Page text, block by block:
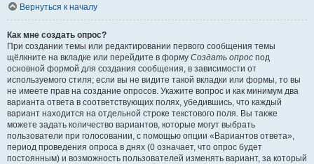
Вернуться к началу
Как мне создать опрос?
При создании темы или редактировании первого сообщения темы
щёлкните на вкладке или перейдите в форму Создать опрос под
основной формой для создания сообщения, в зависимости от
используемого стиля; если вы не видите такой вкладки или формы, то вы
не имеете прав на создание опросов. Укажите вопрос и как минимум два
варианта ответа в соответствующих полях, убедившись, что каждый
вариант находится на отдельной строке текстового поля. Вы также
можете задать количество вариантов, которые могут выбрать
пользователи при голосовании, с помощью опции «Вариантов ответа»,
период проведения опроса в днях (0 означает, что опрос будет
постоянным) и возможность пользователей изменять вариант, за который